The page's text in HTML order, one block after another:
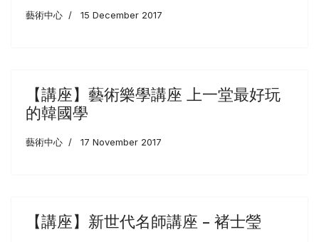
藝術中心 15 December 2017
【講座】藝術樂學講座 上一堂最好玩
的韓國學
藝術中心 17 November 2017
【講座】新世代名師講座 – 褚士瑩